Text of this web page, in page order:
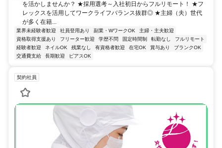
を活かしませんか？ ★採用選考～入社初日からフルリモート！ ★フ
レックスを活用してワークライフバランス抜群◎ ★主婦（夫）世代
が多く在籍...
業界未経験者歓迎 社員登用あり 副業・WワークOK
主婦・主夫歓迎
資格取得支援あり
フリーター歓迎 学歴不問 固定時間制 転勤なし
フルリモート
経験者歓迎
ネイルOK 残業なし 有資格者歓迎 在宅OK 賞与あり
ブランクOK
交通費支給
長期歓迎 ピアスOK
契約社員